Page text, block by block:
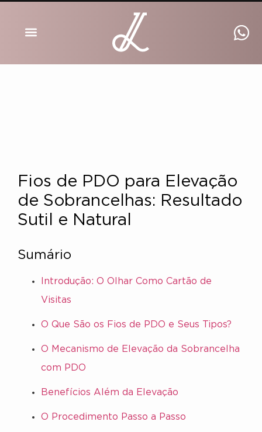
Fios de PDO para Elevação
de Sobrancelhas: Resultado
Sutil e Natural
Sumário
Introdução: O Olhar Como Cartão de
Visitas
O Que São os Fios de PDO e Seus Tipos?
O Mecanismo de Elevação da Sobrancelha
com PDO
Benefícios Além da Elevação
O Procedimento Passo a Passo